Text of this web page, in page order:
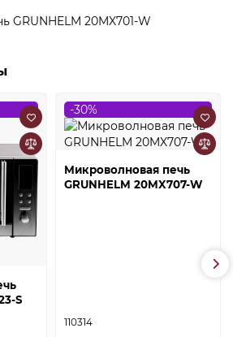
GRUNHELM 20MX701-W
S
-30%
Микроволновая печь
GRUNHELM 20MX707-W
110314